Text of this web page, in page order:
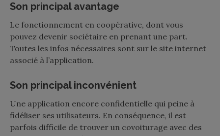
Son principal avantage
Le fonctionnement en coopérative, dont vous
pouvez devenir sociétaire en prenant une part.
Toutes les infos nécessaires sont sur le site internet
associé à l’application.
Son principal inconvénient
Une application encore confidentielle qui peine à
fidéliser ses utilisateurs. En conséquence, il est
parfois difficile de trouver un covoiturage avec des